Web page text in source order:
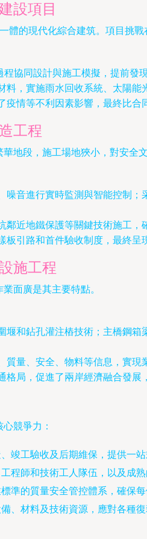
設項目
的現代化綜合建筑。項目挑戰
協同設計與施工模擬，提前發
，實施雨水回收系統、太陽能
情等不利因素影響，最終比合
工程
地段，施工場地狹小，對安全
噪音進行實時監測與智能控制
近地鐵保護等關鍵技術施工，
引路和首件驗收制度，最終呈
施工程
面廣是其主要特點。
堰和鉆孔灌注樁技術；主橋鋼
量、安全、物料等信息，實
局，促進了兩岸經濟融合發展
競爭力：
竣工驗收及后期維保，提供一站
程師和技術工人隊伍，以及成熟
準的質量安全管控體系，確保每
、材料及技術資源，應對各種復